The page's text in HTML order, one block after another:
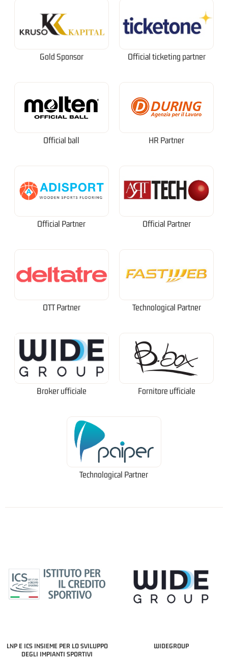
Gold Sponsor Official ticketing partner
Official ball HR Partner
Official Partner Official Partner
OTT Partner Technological Partner
Broker ufficiale Fornitore ufficiale
Technological Partner
LNP E ICS INSIEME PER LO SVILUPPO
DEGLI IMPIANTI SPORTIVI
WIDEGROUP